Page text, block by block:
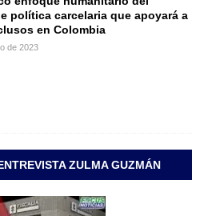
política carcelaria que apoyará a
en Colombia
de 2023
ZULMA GUZMÁN